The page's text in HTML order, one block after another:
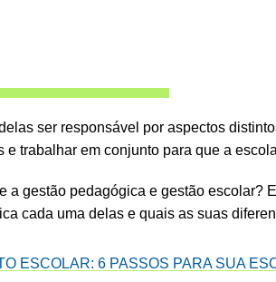
ser responsável por aspectos
e trabalhar em conjunto para que a
a gestão pedagógica e gestão escolar?
cada uma delas e quais as suas
ESCOLAR: 6 PASSOS PARA SUA